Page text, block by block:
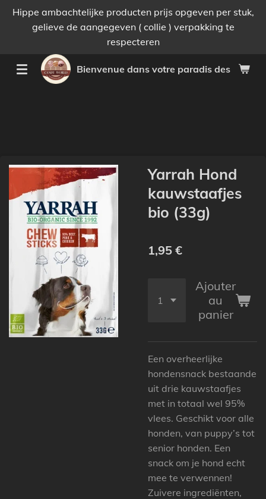
Passer
principal
Bienvenue dans votre paradis des
Hippe ambachtelijke producten prijs opgeven per stuk,
gelieve de aangegeven ( collie ) verpakking te
respecteren
Yarrah Hond
kauwstaafjes
bio (33g)
1,95 €
Ajouter
au
panier
Een overheerlijke
hondensnack bestaande
uit drie kauwstaafjes
met in totaal wel 95%
vlees. Geschikt voor alle
honden, van puppy’s tot
senior honden. Een
snack om je hond echt
mee te verwennen!
Zuivere ingrediënten,